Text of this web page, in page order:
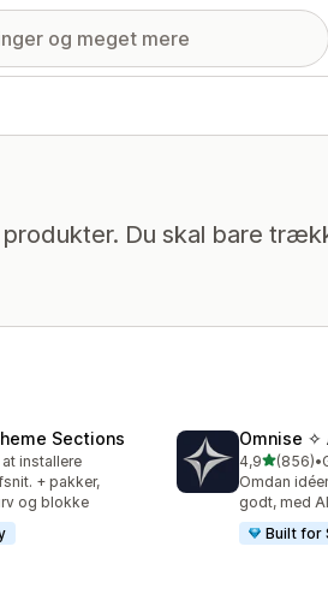
Du skal bare
Sections
installere
+ pakker,
og blokke
Omnise ✧
4,9ud af 5
(856)
856 •
Omdan
godt, med
Built for